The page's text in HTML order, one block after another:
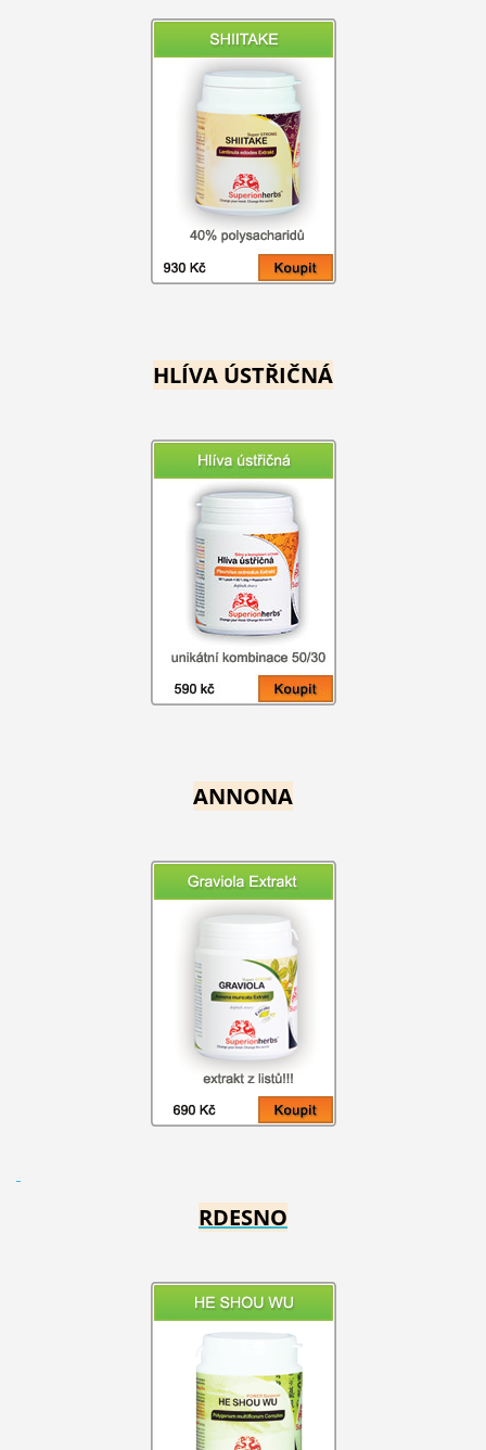
HLÍVA ÚSTŘIČNÁ
ANNONA
RDESNO